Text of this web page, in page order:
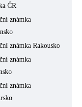
ČR
známka
známka Rakousko
známka
známka